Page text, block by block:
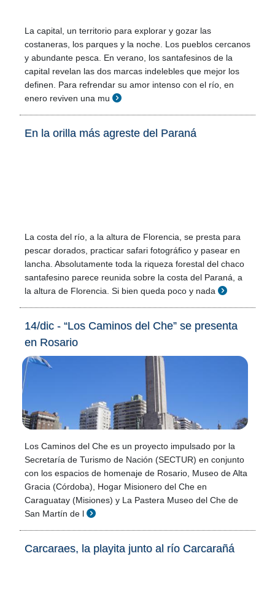
La capital, un territorio para explorar y gozar las
costaneras, los parques y la noche. Los pueblos cercanos
y abundante pesca. En verano, los santafesinos de la
capital revelan las dos marcas indelebles que mejor los
definen. Para refrendar su amor intenso con el río, en
enero reviven una mu
En la orilla más agreste del Paraná
La costa del río, a la altura de Florencia, se presta para
pescar dorados, practicar safari fotográfico y pasear en
lancha. Absolutamente toda la riqueza forestal del chaco
santafesino parece reunida sobre la costa del Paraná, a
la altura de Florencia. Si bien queda poco y nada
14/dic - “Los Caminos del Che” se presenta
en Rosario
Los Caminos del Che es un proyecto impulsado por la
Secretaría de Turismo de Nación (SECTUR) en conjunto
con los espacios de homenaje de Rosario, Museo de Alta
Gracia (Córdoba), Hogar Misionero del Che en
Caraguatay (Misiones) y La Pastera Museo del Che de
San Martín de l
Carcaraes, la playita junto al río Carcarañá